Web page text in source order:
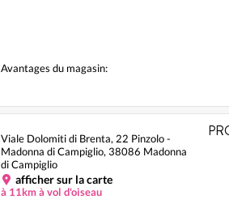
Avantages du magasin:
Viale Dolomiti di Brenta, 22 Pinzolo -
Madonna di Campiglio, 38086 Madonna
di Campiglio
afficher sur la carte
à 11km à vol d'oiseau